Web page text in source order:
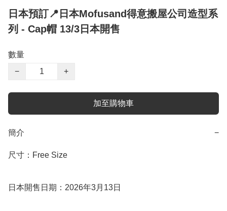
日本預訂📍日本Mofusand得意搬屋公司造型系
列 - Cap帽 13/3日本開售
數量
−
+
加至購物車
簡介 −
尺寸：Free Size
日本開售日期：2026年3月13日